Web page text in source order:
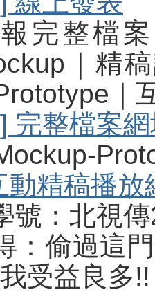
完整檔
｜精
｜
完整檔案
動精稿播放
號：北視
：偷過這
受益良多!!